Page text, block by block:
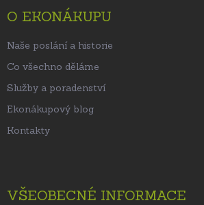
O EKONÁKUPU
Naše poslání a historie
Co všechno děláme
Služby a poradenství
Ekonákupový blog
Kontakty
VŠEOBECNÉ INFORMACE